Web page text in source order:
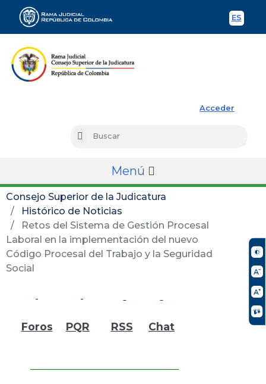
ES
Acceder
Buscar
Menú
Consejo Superior de la Judicatura
Histórico de Noticias
Retos del Sistema de Gestión Procesal
Laboral en la implementación del nuevo
Código Procesal del Trabajo y la Seguridad
Social
Foros PQR RSS Chat